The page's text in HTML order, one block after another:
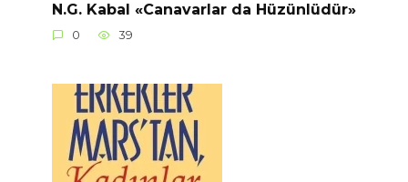
N.G. Kabal «Canavarlar da Hüzünlüdür»
0 39